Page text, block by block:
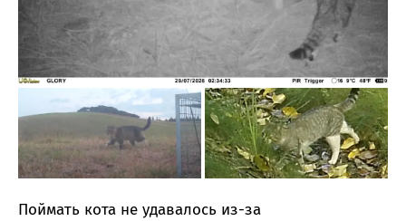
Поймать кота не удавалось из-за